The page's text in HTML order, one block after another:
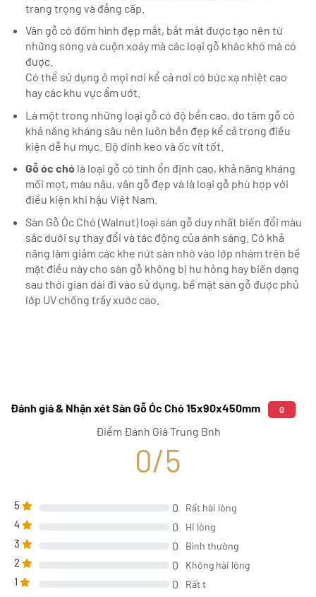
trang trọng và đẳng cấp.
Vân gỗ có đốm hình đẹp mắt, bắt mắt được tạo nên từ
những sóng và cuộn xoáy mà các loại gỗ khác khó mà có
được.
Có thể sử dụng ở mọi nơi kể cả nơi có bức xạ nhiệt cao
hay các khu vực ẩm ướt.
Là một trong những loại gỗ có độ bền cao, do tâm gỗ có
khả năng kháng sâu nên luôn bền đẹp kể cả trong điều
kiện dễ hư mục. Độ dính keo và ốc vít tốt.
Gỗ óc chólà loại gỗ có tính ổn định cao, khả năng kháng
mối mọt, màu nâu, vân gỗ đẹp và là loại gỗ phù hợp với
điều kiện khi hậu Việt Nam.
Sàn Gỗ Óc Chó (Walnut) loại sàn gỗ duy nhất biến đổi màu
sắc dưới sự thay đổi và tác động của ánh sáng. Có khả
năng làm giảm các khe nứt sàn nhờ vào lớp nhám trên bề
mặt điều này cho sàn gỗ không bị hư hỏng hay biến dạng
sau thời gian dài đi vào sử dụng, bề mặt sàn gỗ được phủ
lớp UV chống trầy xước cao.
Đánh giá & Nhận xét Sàn Gỗ Óc Chó 15x90x450mm 0
Điểm Đánh Giá Trung Bnh
0/5
5 0 Rất hài lòng
4 0 Hi lòng
3 0 Bình thường
2 0 Không hài lòng
1 0 Rất t